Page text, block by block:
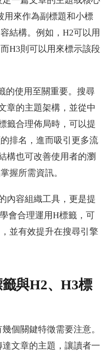
用來作為副標題和小標
結構。例如，H2可以用
H3則可以用來標示該段
的使用至關重要。搜尋
章的主題架構，並從中
籤合理佈局時，可以提
排名，進而吸引更多流
構也可改善使用者的瀏
握所需資訊。
內容組織工具，更是提
會合理運用H標籤，可
並有效提升在搜尋引擎
與H2、H3標
個關鍵特徵需要注意。
文章的主題，讓讀者一